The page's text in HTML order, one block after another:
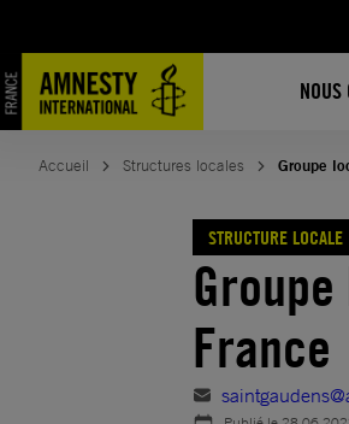
NOUS
contenu
Accueil Structures locales Groupe
STRUCTURE LOCALE
France